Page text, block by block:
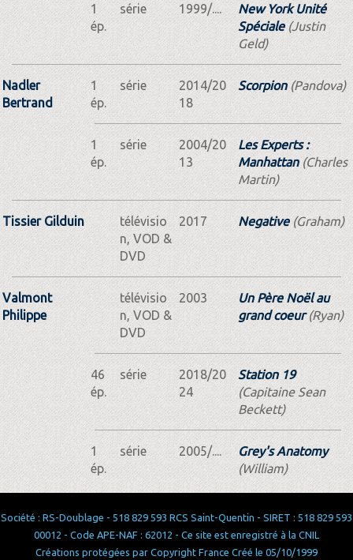
1
ép.
série 1999/....
New York Unité
Spéciale(Justin
Geld)
Nadler
Bertrand
1
ép.
série
2014/20
18
Scorpion(Pandova)
1
ép.
série
2004/20
13
Les Experts :
Manhattan(Charles
Martin)
Tissier Gilduin
télévisio
n, VOD &
DVD
2017 Negative(Graham)
Valmont
Philippe
télévisio
n, VOD &
DVD
2003
Un Père Noël au
grand coeur(Ryan)
46
ép.
série
2018/20
24
Station 19
(Capitaine Sean
Beckett)
1
ép.
série 2005/....
Grey's Anatomy
(William)
Société : RS-Doublage - 518 829 593 RCS Saint-Quentin - SIRET : 518 829 593
00012 - Code APE-NAF : 62012 - Ce site est enregistré à la CNIL
Créations protégées par Copyright France Créé le 05/10/1999